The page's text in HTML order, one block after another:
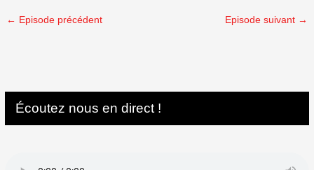
← Episode précédent Episode suivant →
Écoutez nous en direct !